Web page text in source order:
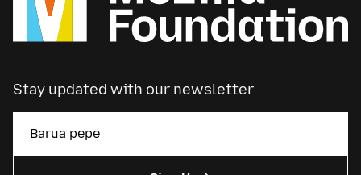
Stay updated with our newsletter